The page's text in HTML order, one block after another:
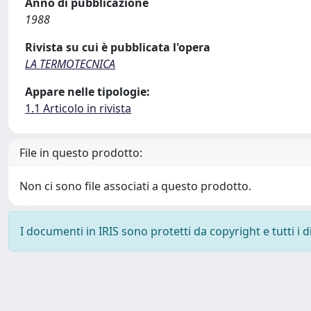
1988
Rivista su cui è pubblicata l'opera
LA TERMOTECNICA
Appare nelle tipologie:
1.1 Articolo in rivista
File in questo prodotto:
Non ci sono file associati a questo prodotto.
I documenti in IRIS sono protetti da copyright e tutti i